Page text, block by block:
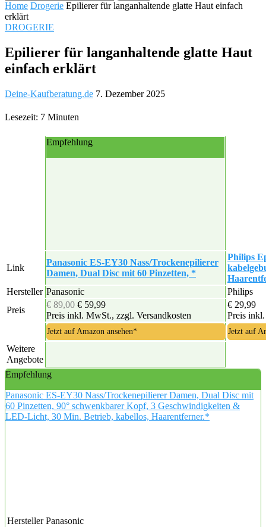
Home Drogerie Epilierer für langanhaltende glatte Haut einfach
erklärt
DROGERIE
Epilierer für langanhaltende glatte Haut
einfach erklärt
Deine-Kaufberatung.de 7. Dezember 2025
Lesezeit: 7 Minuten
Empfehlung
Link
Panasonic ES-EY30 Nass/Trockenepilierer
Damen, Dual Disc mit 60 Pinzetten, *
Philips
Hersteller Panasonic
Philips
Preis
€ 89,00 € 59,99
Preis inkl. MwSt., zzgl. Versandkosten
€ 29,99
Preis
Jetzt auf Amazon ansehen* Jetzt auf
Weitere
Angebote
Empfehlung
Panasonic ES-EY30 Nass/Trockenepilierer Damen, Dual Disc mit
60 Pinzetten, 90° schwenkbarer Kopf, 3 Geschwindigkeiten &
LED-Licht, 30 Min. Betrieb, kabellos, Haarentferner.*
Hersteller Panasonic